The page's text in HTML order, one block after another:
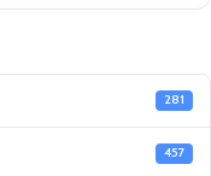
281
457